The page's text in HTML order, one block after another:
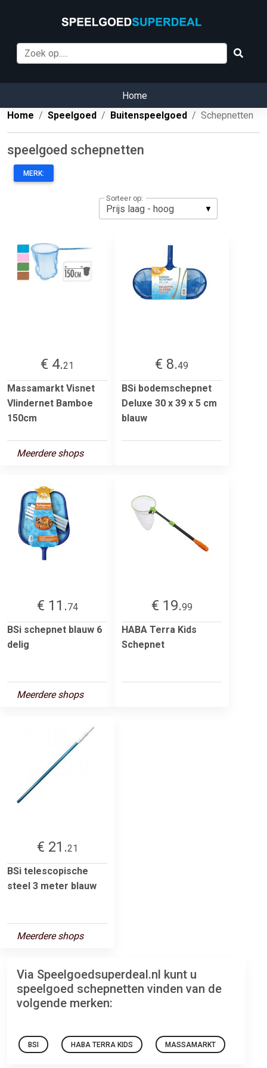
Home
Home
Speelgoed Buitenspeelgoed Schepnetten
speelgoed schepnetten
MERK:
Sorteer op:
€ 4.21
Massamarkt Visnet
Vlindernet Bamboe
150cm
Meerdere shops
€ 8.49
BSi bodemschepnet
Deluxe 30 x 39 x 5 cm
blauw
€ 11.74
BSi schepnet blauw 6
delig
Meerdere shops
€ 19.99
HABA Terra Kids
Schepnet
€ 21.21
BSi telescopische
steel 3 meter blauw
Meerdere shops
Via Speelgoedsuperdeal.nl kunt u
speelgoed schepnetten vinden van de
volgende merken:
BSI HABA TERRA KIDS MASSAMARKT